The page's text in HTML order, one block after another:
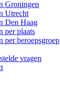
Groningen
Utrecht
Den Haag
per plaats
per beroepsgroep
vragen